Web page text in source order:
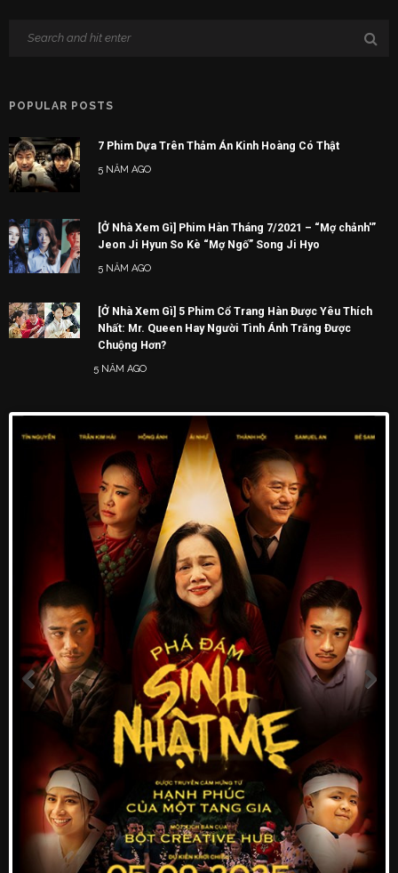
POPULAR POSTS
7 Phim Dựa Trên Thảm Án Kinh Hoàng Có Thật
5 NĂM AGO
[Ở Nhà Xem Gì] Phim Hàn Tháng 7/2021 – “Mợ chảnh'”
Jeon Ji Hyun So Kè “Mợ Ngố” Song Ji Hyo
5 NĂM AGO
[Ở Nhà Xem Gì] 5 Phim Cổ Trang Hàn Được Yêu Thích
Nhất: Mr. Queen Hay Người Tình Ánh Trăng Được
Chuộng Hơn?
5 NĂM AGO